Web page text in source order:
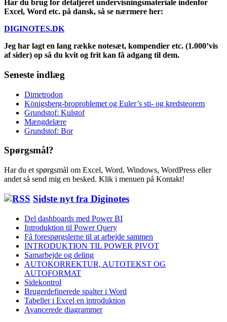
Har du brug for detaljeret undervisningsmateriale indenfor
Excel, Word etc. på dansk, så se nærmere her:
DIGINOTES.DK
Jeg har lagt en lang række notesæt, kompendier etc. (1.000’vis
af sider) op så du kvit og frit kan få adgang til dem.
Seneste indlæg
Dimetrodon
Königsberg-broproblemet og Euler’s sti- og kredsteorem
Grundstof: Kulstof
Mængdelære
Grundstof: Bor
Spørgsmål?
Har du et spørgsmål om Excel, Word, Windows, WordPress eller
andet så send mig en besked. Klik i menuen på Kontakt!
Sidste nyt fra Diginotes
Del dashboards med Power BI
Introduktion til Power Query
Få forespørgslerne til at arbejde sammen
INTRODUKTION TIL POWER PIVOT
Samarbejde og deling
AUTOKORREKTUR, AUTOTEKST OG
AUTOFORMAT
Sidekontrol
Brugerdefinerede spalter i Word
Tabeller i Excel en introduktion
Avancerede diagrammer